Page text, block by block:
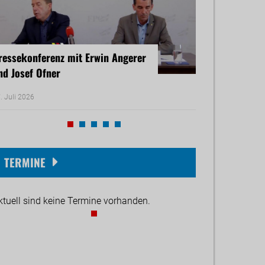
mit Erwin Angerer
Josef Ofner
Juli 2026
Michael Reiner
TERMINE
sind keine Termine vorhanden.